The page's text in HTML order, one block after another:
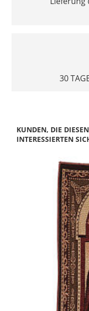
30
KUNDEN, DIE
INTERESSIERTEN